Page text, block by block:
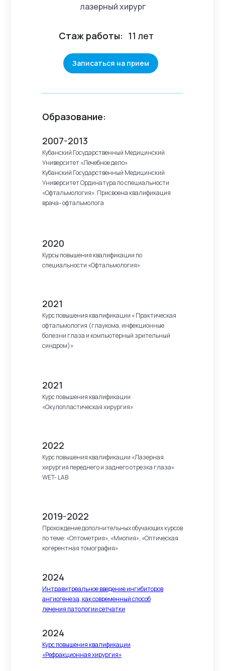
лазерный хирург
Стаж работы: 11 лет
Записаться на прием
Образование:
2007-2013
Кубанский Государственный Медицинский
Университет «Лечебное дело»
Кубанский Государственный Медицинский
Университет Ординатура по специальности
«Офтальмология». Присвоена квалификация
врача- офтальмолога
2020
Курсы повышения квалификации по
специальности «Офтальмология»
2021
Курс повышения квалификации « Практическая
офтальмология (глаукома, инфекционные
болезни глаза и компьютерный зрительный
синдром)»
2021
Курс повышения квалификации
«Окулопластическая хирургия»
2019-2022
Прохождение дополнительных обучающих курсов
по теме: «Оптометрия», «Миопия», «Оптическая
когерентная томография»
2022
Курс повышения квалификации «Лазерная
хирургия переднего и заднего отрезка глаза»
WET- LAB
2024
Интравитреальное введение ингибиторов
ангиогенеза, как современный способ
лечения патологии сетчатки
2024
Курс повышения квалификации
«Рефракционная хирургия»